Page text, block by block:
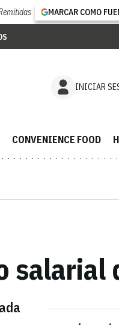
MARCAR COMO
INICIAR
CONVENIENCE FOOD
salarial